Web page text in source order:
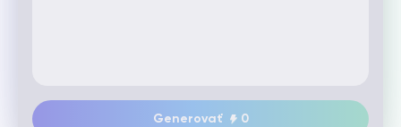
Generovať 0